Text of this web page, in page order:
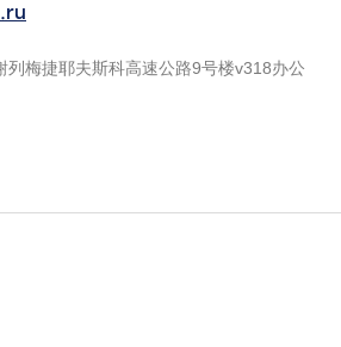
列梅捷耶夫斯科高速公路9号楼v318办公